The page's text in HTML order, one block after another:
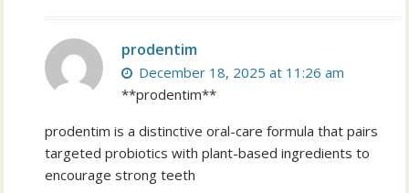
prodentim
December 18, 2025 at 11:26 am
**prodentim**
prodentim is a distinctive oral-care formula that pairs
targeted probiotics with plant-based ingredients to
encourage strong teeth